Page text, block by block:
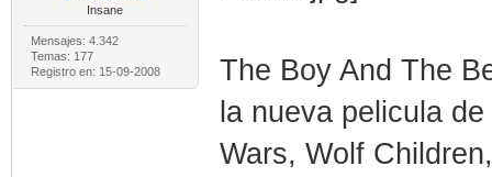
Insane
Mensajes: 4.342
Temas: 177
Registro en: 15-09-2008
The Boy And The
la nueva pelicula
Wars, Wolf